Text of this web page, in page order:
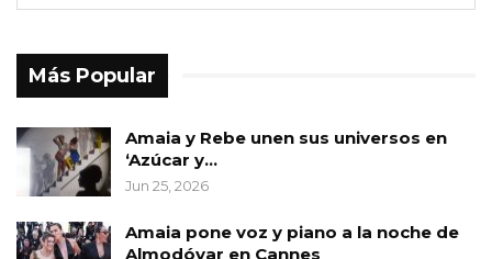
Más Popular
Amaia y Rebe unen sus universos en
‘Azúcar y…
Jun 25, 2026
Amaia pone voz y piano a la noche de
Almodóvar en Cannes